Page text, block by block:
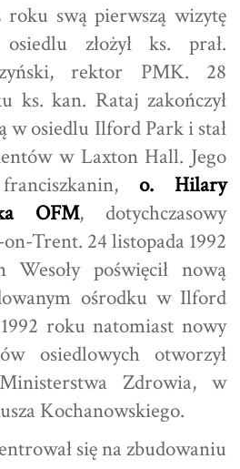
swą pierwszą wizytę
złożył ks. prał.
rektor PMK. 28
ks. kan. Rataj zakończył
w osiedlu Ilford Park i stał
w Laxton Hall. Jego
o. Hilary
OFM, dotychczasowy
Trent. 24 listopada 1992
Wesoły poświęcił nową
ośrodku w Ilford
roku natomiast nowy
osiedlowych otworzył
Zdrowia, w
Kochanowskiego.
się na zbudowaniu